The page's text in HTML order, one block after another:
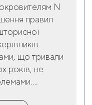
N
правил
що тривали
років, не